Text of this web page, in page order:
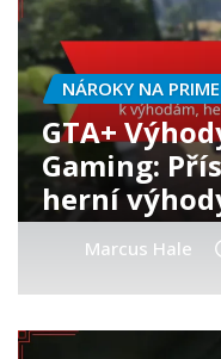
ODMĚNY ZA
GTA+
bonusy:
Proces
využití
Marcus Hale